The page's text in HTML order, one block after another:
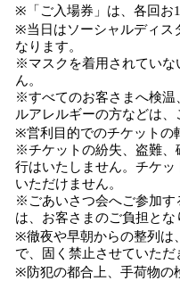
※「ご入場券」は、各回お
※当日はソーシャルディス
なります。
※マスクを着用されていな
ん。
※すべてのお客さまへ検温
ルアレルギーの方などは、
※営利目的でのチケットの
※チケットの紛失、盗難、
行はいたしません。チケ
いただけません。
※ごあいさつ会へご参加す
は、お客さまのご負担とな
※徹夜や早朝からの整列は
で、固く禁止させていただ
※防犯の都合上、手荷物の